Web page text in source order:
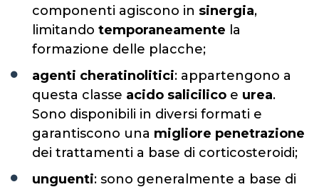
componenti agiscono in sinergia,
limitando temporaneamente la
formazione delle placche;
agenti cheratinolitici: appartengono a
questa classe acido salicilico e urea.
Sono disponibili in diversi formati e
garantiscono una migliore penetrazione
dei trattamenti a base di corticosteroidi;
unguenti: sono generalmente a base di